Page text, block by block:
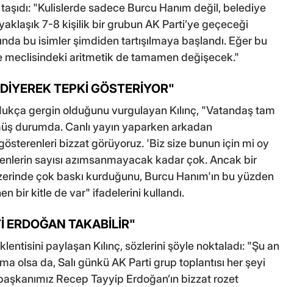
"Kulislerde sadece Burcu Hanım değil, belediye
7-8 kişilik bir grubun AK Parti’ye geçeceği
bu isimler şimdiden tartışılmaya başlandı. Eğer bu
meclisindeki aritmetik de tamamen değişecek."
TEPKİ GÖSTERİYOR"
gergin olduğunu vurgulayan Kılınç, "Vatandaş tam
durumda. Canlı yayın yaparken arkadan
bizzat görüyoruz. 'Biz size bunun için mi oy
sayısı azımsanmayacak kadar çok. Ancak bir
çok baskı kurduğunu, Burcu Hanım'ın bu yüzden
bir kitle de var" ifadelerini kullandı.
ERDOĞAN TAKABİLİR"
paylaşan Kılınç, sözlerini şöyle noktaladı: "Şu an
olsa da, Salı günkü AK Parti grup toplantısı her şeyi
Recep Tayyip Erdoğan’ın bizzat rozet